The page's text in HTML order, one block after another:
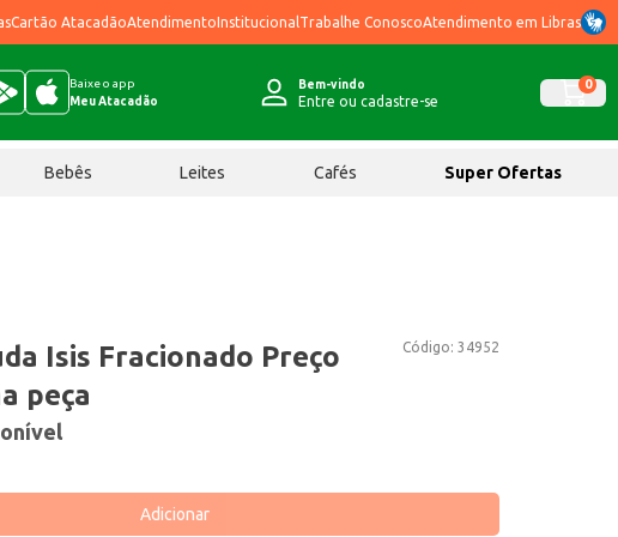
Cartão AtacadãoAtendimentoInstitucional Trabalhe ConoscoAtendimento em Libras
Baixe o app
Meu Atacadão
Bem-vindo
Entre ou cadastre-se
0
Bebês Leites Cafés Super Ofertas
Código: 34952
Isis Fracionado Preço
peça
Adicionar